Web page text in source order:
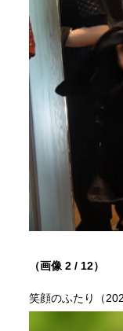
（画像 2 / 12）
笑顔のふたり（